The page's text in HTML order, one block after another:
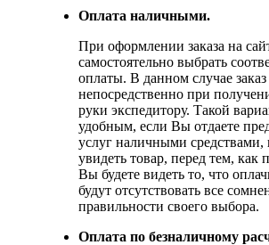
Оплата наличными.
При оформлении заказа на
самостоятельно выбрать
оплаты. В данном случае заказ
непосредственно при
руки экспедитору. Такой
удобным, если Вы отдаете
услуг наличными средствами,
увидеть товар, перед тем, как
Вы будете видеть то, что
будут отсутствовать все
правильности своего выбора.
Оплата по безналичному